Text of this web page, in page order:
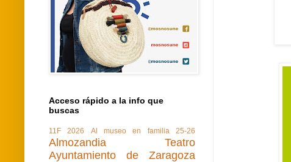
Acceso rápido a la info que
buscas
11F 2026 Al museo en familia 25-26
Almozandia Teatro
Ayuntamiento de Zaragoza